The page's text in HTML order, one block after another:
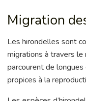
Migration
Les hirondelles sont
migrations à travers le
parcourent de
propices à la